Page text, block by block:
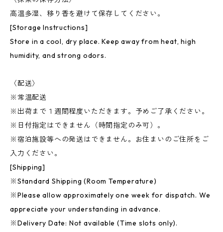
高温多湿、移り香を避けて保存してください。
[Storage Instructions]
Store in a cool, dry place. Keep away from heat, high
humidity, and strong odors.
〈配送〉
※常温配送
※出荷まで１週間程度いただきます。予めご了承ください。
※日付指定はできません（時間指定のみ可）。
※宿泊施設等への発送はできません。お住まいのご住所をご
入力ください。
[Shipping]
※Standard Shipping (Room Temperature)
※Please allow approximately one week for dispatch. We
appreciate your understanding in advance.
※Delivery Date: Not available (Time slots only).